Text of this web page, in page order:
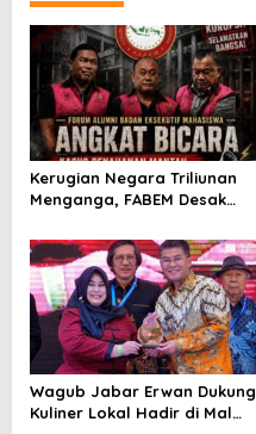
a
v
i
g
a
t
o
n
Kerugian Negara Triliunan
Menganga, FABEM Desak
Afiliasi Tersangka MBG
Wagub Jabar Erwan Dukung
Kuliner Lokal Hadir di Mal